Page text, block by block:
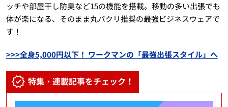
ッチや部屋干し防臭など15の機能を搭載。移動の多い出張でも
体が楽になる、そのまま丸パクリ推奨の最強ビジネスウェアで
す！
>>>全身5,000円以下！ ワークマンの「最強出張スタイル」へ
特集・連載記事をチェック！